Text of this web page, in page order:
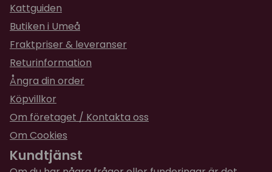
Kattguiden
Butiken i Umeå
Fraktpriser & leveranser
Returinformation
Ångra din order
Köpvillkor
Om företaget / Kontakta oss
Om Cookies
Kundtjänst